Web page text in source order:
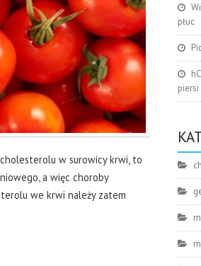
w surowicy krwi, to
a więc choroby
we krwi należy zatem
płuc
piersi